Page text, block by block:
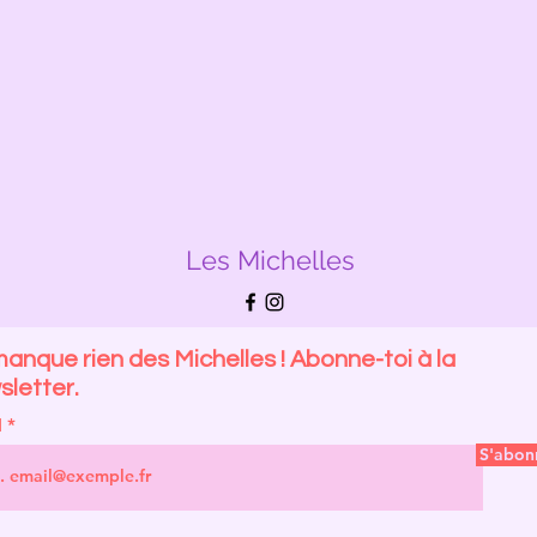
Les Michelles
rien des Michelles ! Abonne-toi à la